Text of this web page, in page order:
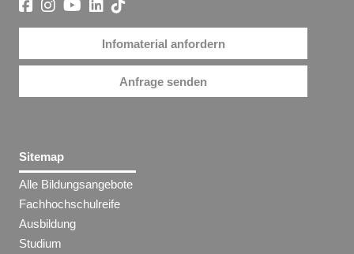
Infomaterial anfordern
Anfrage senden
Sitemap
Alle Bildungsangebote
Fachhochschulreife
Ausbildung
Studium